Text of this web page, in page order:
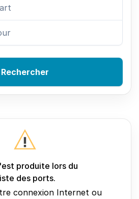
Rechercher
produite lors du
des ports.
connexion Internet ou